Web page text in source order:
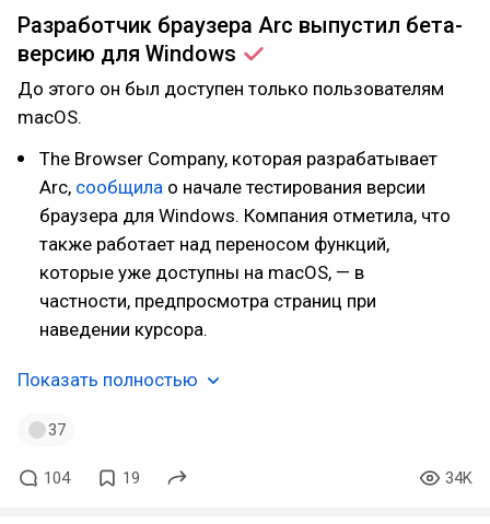
Разработчик браузера Arc выпустил бета-
версию для Windows
До этого он был доступен только пользователям
macOS.
The Browser Company, которая разрабатывает
Arc, сообщила о начале тестирования версии
браузера для Windows. Компания отметила, что
также работает над переносом функций,
которые уже доступны на macOS, — в
частности, предпросмотра страниц при
наведении курсора.
Показать полностью
37
104 19 34K